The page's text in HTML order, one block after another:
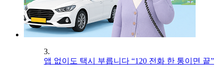
3.
앱 없이도 택시 부릅니다 “120 전화 한 통이면 끝”